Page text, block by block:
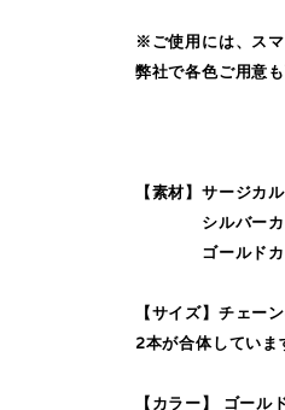
※ご使用には、ス
弊社で各色ご用意
【素材】サージカ
シルバーカラ
ゴールドカラ
【サイズ】チェー
2本が合体していま
【カラー】 ゴー